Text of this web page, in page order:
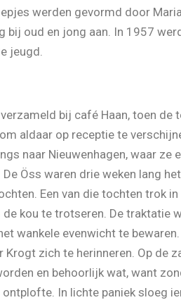
werden gevormd door
bij oud en jong aan. In 1957
jeugd.
bij café Haan, toen de
aldaar op receptie te
naar Nieuwenhagen, waar ze
Öss waren drie weken lang
Een van die tochten trok in
kou te trotseren. De traktatie
wankele evenwicht te
zich te herinneren. Op de
en behoorlijk wat, want
In lichte paniek sloeg